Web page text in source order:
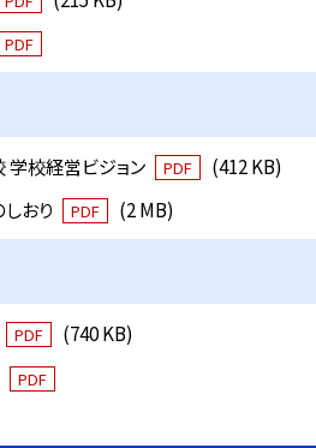
PDF
学校経営ビジョン PDF
(412 KB)
おり
PDF (2 MB)
PDF
(740 KB)
PDF